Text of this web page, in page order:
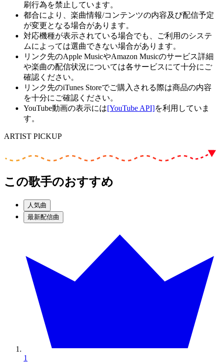
刷行為を禁止しています。
都合により、楽曲情報/コンテンツの内容及び配信予定
が変更となる場合があります。
対応機種が表示されている場合でも、ご利用のシステ
ムによっては選曲できない場合があります。
リンク先のApple MusicやAmazon Musicのサービス詳細
や楽曲の配信状況については各サービスにて十分にご
確認ください。
リンク先のiTunes Storeでご購入される際は商品の内容
を十分にご確認ください。
YouTube動画の表示には[YouTube API]を利用していま
す。
ARTIST PICKUP
この歌手のおすすめ
人気曲
最新配信曲
1